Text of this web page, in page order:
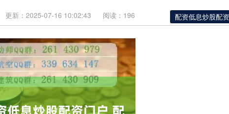
配资低息炒股配
更新：2025-07-16 10:02:43 阅读：196